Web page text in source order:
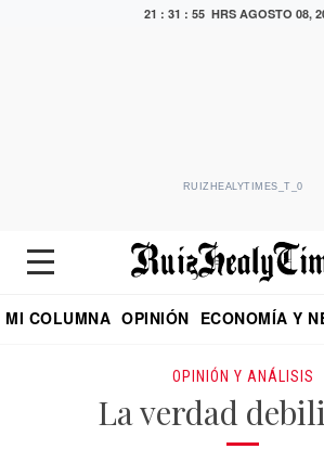
21 : 31 : 56 HRS AGOSTO 08,
RUIZHEALYTIMES_T_0
MI COLUMNA OPINIÓN ECONOMÍA Y
OPINIÓN Y ANÁLISIS
La verdad